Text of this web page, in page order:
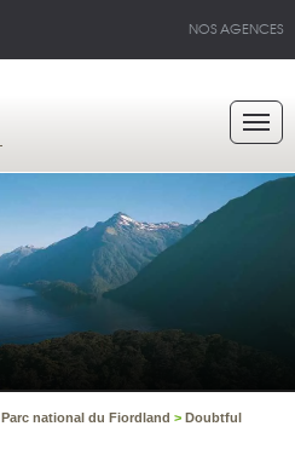
NOS AGENCES
Parc national du Fiordland > Doubtful